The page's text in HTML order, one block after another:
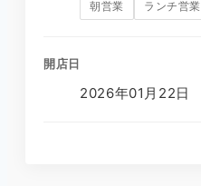
朝営業 ランチ営業
開店日
2026年01月22日